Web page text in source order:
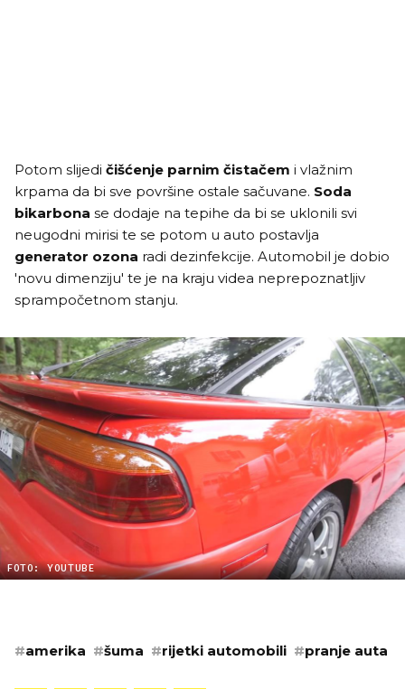
Potom slijedi čišćenje parnim čistačem i vlažnim
krpama da bi sve površine ostale sačuvane. Soda
bikarbona se dodaje na tepihe da bi se uklonili svi
neugodni mirisi te se potom u auto postavlja
generator ozona radi dezinfekcije. Automobil je dobio
'novu dimenziju' te je na kraju videa neprepoznatljiv
sprampočetnom stanju.
FOTO: YOUTUBE
#amerika #šuma #rijetki automobili #pranje auta